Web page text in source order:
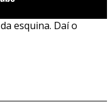
esquina. Daí o